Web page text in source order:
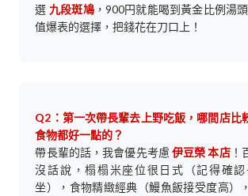
選 九段斑鳩，900円就能喝到黃金比例湯
值爆表的選擇，把錢花在刀口上！
Q2：第一次帶長輩去上野吃飯，哪間店比
食物都好一點的？
帶長輩的話，我會優先考慮 伊豆榮 本店！
沒話說，榻榻米座位很日式（記得確
坐），食物精緻經典（鰻魚飯接受度高）